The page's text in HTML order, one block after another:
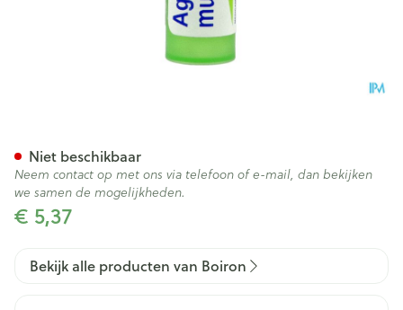
€ 5,37
Niet beschikbaar
Neem contact op met ons via telefoon of e-mail, dan bekijken
we samen de mogelijkheden.
Bekijk alle producten van Boiron